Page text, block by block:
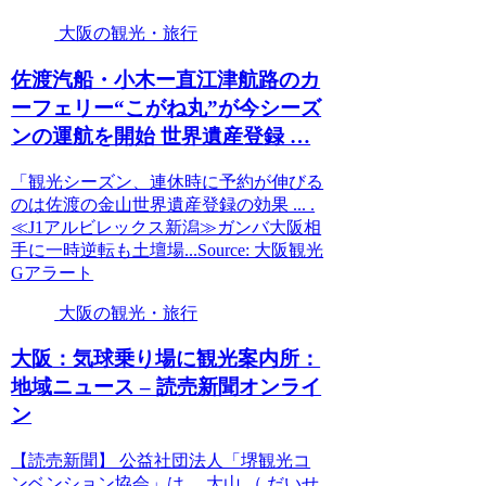
大阪の観光・旅行
佐渡汽船・小木ー直江津航路のカ
ーフェリー“こがね丸”が今シーズ
ンの運航を開始 世界遺産登録 …
「観光シーズン、連休時に予約が伸びる
のは佐渡の金山世界遺産登録の効果 ... .
≪J1アルビレックス新潟≫ガンバ大阪相
手に一時逆転も土壇場...Source: 大阪観光
Gアラート
大阪の観光・旅行
大阪 ：気球乗り場に観光案内所：
地域ニュース – 読売新聞オンライ
ン
【読売新聞】 公益社団法人「堺観光コ